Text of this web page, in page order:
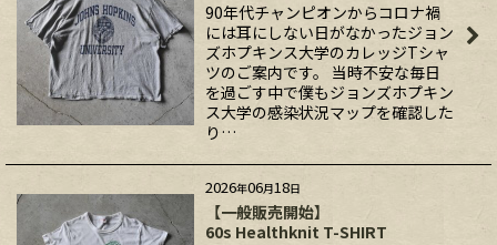
90年代チャンピオンからコロナ禍
には耳にしない日がなかったジョン
ズホプキンス大学のカレッジTシャ
ツのご案内です。 当時不安な毎日
を過ごす中で僕もジョンズホプキン
ス大学の感染状況マップを確認した
り…
2026年06月18日
【一般販売開始】
60s Healthknit T-SHIRT